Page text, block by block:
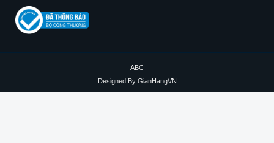
ABC
Designed By GianHangVN